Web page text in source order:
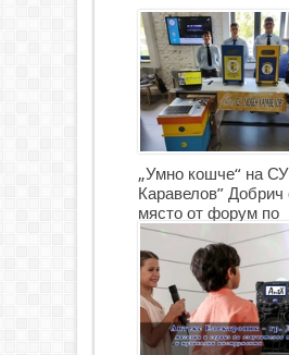
„Умно кошче“ на
Каравелов” Добрич
място от форум по
роботика